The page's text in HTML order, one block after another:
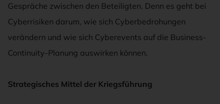
Gespräche zwischen den Beteiligten. Denn es geht bei
Cyberrisiken darum, wie sich Cyberbedrohungen
verändern und wie sich Cyberevents auf die Business-
Continuity-Planung auswirken können.
Strategisches Mittel der Kriegsführung